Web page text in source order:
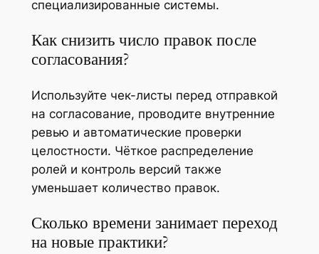
специализированные системы.
Как снизить число правок после
согласования?
Используйте чек-листы перед отправкой
на согласование, проводите внутренние
ревью и автоматические проверки
целостности. Чёткое распределение
ролей и контроль версий также
уменьшает количество правок.
Сколько времени занимает переход
на новые практики?